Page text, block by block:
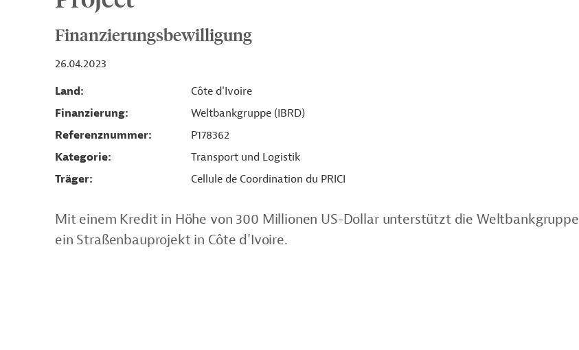
Finanzierungsbewilligung
26.04.2023
Land
Côte d'Ivoire
Finanzierung
Weltbankgruppe (IBRD)
Referenznummer
P178362
Kategorie
Transport und Logistik
Träger
Cellule de Coordination du PRICI
Mit einem Kredit in Höhe von 300 Millionen US-Dollar unterstützt die Weltbankgruppe
ein Straßenbauprojekt in Côte d'Ivoire.